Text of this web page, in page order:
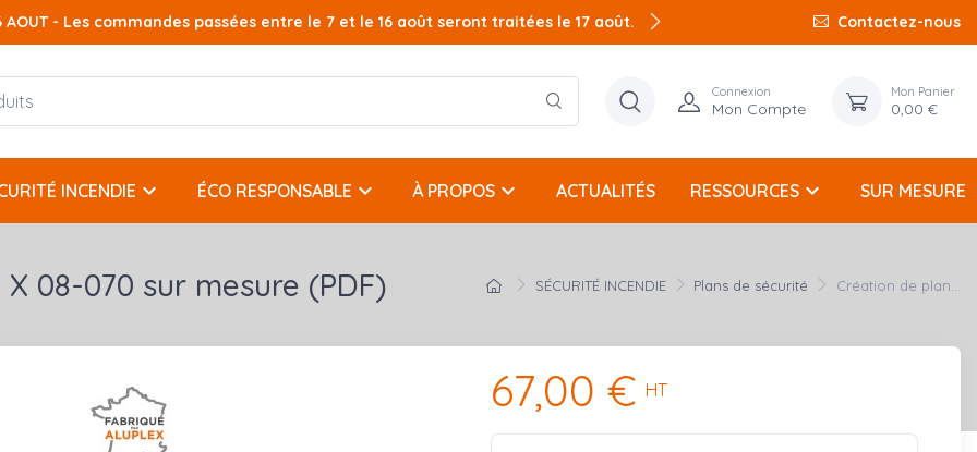
AOUT - Les commandes passées entre le 7 et le 16 août seront traitées le 17 août. Contactez-nous
Connexion
Mon Compte
Mon Panier
0,00 €
INCENDIE keyboard_arrow_down ÉCO RESPONSABLE keyboard_arrow_down À PROPOS keyboard_arrow_down ACTUALITÉS RESSOURCES keyboard_arrow_down SUR MESURE
SÉCURITÉ INCENDIE Plans de sécurité Création de plan...
08-070 sur mesure (PDF)
67,00 € HT